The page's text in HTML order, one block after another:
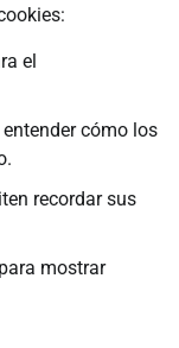
el
cómo los
recordar sus
mostrar